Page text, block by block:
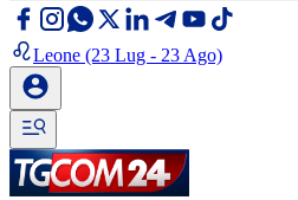
Leone (23 Lug - 23 Ago)